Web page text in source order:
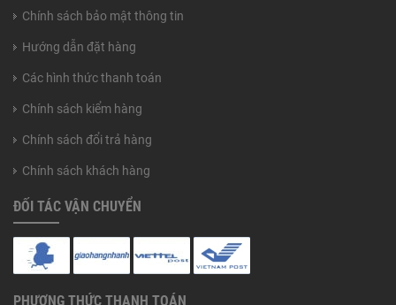
Chính sách bảo mật thông tin
Hướng dẫn đặt hàng
Các hình thức thanh toán
Chính sách kiểm hàng
Chính sách đổi trả hàng
Chính sách khách hàng
ĐỐI TÁC VẬN CHUYỂN
PHƯƠNG THỨC THANH TOÁN